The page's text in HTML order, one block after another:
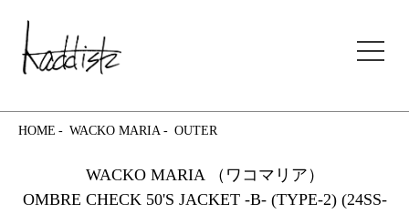
kaddish development store
HOME WACKO MARIA OUTER
WACKO MARIA （ワコマリア）
OMBRE CHECK 50'S JACKET -B- (TYPE-2) (24SS-